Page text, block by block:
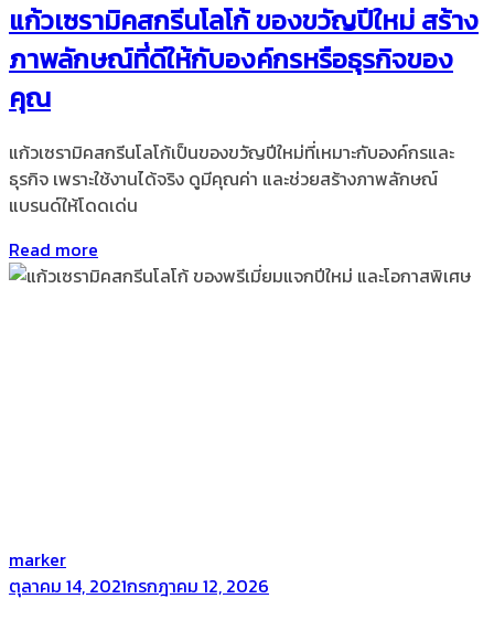
แก้วเซรามิคสกรีนโลโก้ ของขวัญปีใหม่ สร้าง
ภาพลักษณ์ที่ดีให้กับองค์กรหรือธุรกิจของ
คุณ
แก้วเซรามิคสกรีนโลโก้เป็นของขวัญปีใหม่ที่เหมาะกับองค์กรและ
ธุรกิจ เพราะใช้งานได้จริง ดูมีคุณค่า และช่วยสร้างภาพลักษณ์
แบรนด์ให้โดดเด่น
Read more
by
marker
Posted
ตุลาคม 14, 2021กรกฎาคม 12, 2026